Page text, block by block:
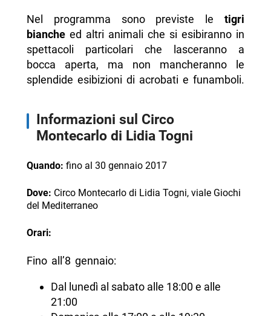
Nel programma sono previste letigri
bianche ed altri animali che si esibiranno in
spettacoli particolari che lasceranno a
bocca aperta, ma non mancheranno le
splendide esibizioni di acrobati e funamboli.
Informazioni sul Circo
Montecarlo di Lidia Togni
Quando: fino al 30 gennaio 2017
Dove: Circo Montecarlo di Lidia Togni, viale Giochi
del Mediterraneo
Orari:
Fino all’8 gennaio:
Dal lunedì al sabato alle 18:00 e alle
21:00